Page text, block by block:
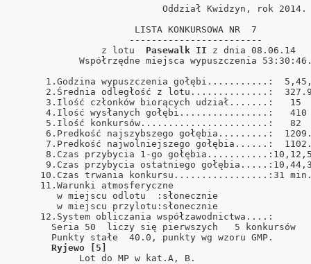
Oddział
LISTA
                z lotu
Pasewalk II z dnia
Współrzędne miejsca wypuszczenia
1.Godzina wypuszczenia
2.Średnia odległość z
3.Ilość członków biorących
4.Ilość wysłanych
5.Ilość
6.Predkość najszybszego
7.Predkość najwolniejszego
8.Czas przybycia 1-go
9.Czas przybycia ostatniego
10.Czas trwania
11.Warunki
w miejscu odlotu
w miejscu
12.System obliczania
Seria 50  liczy się
Punkty stałe  40.0,
Ryjewo [5]
Lot do MP